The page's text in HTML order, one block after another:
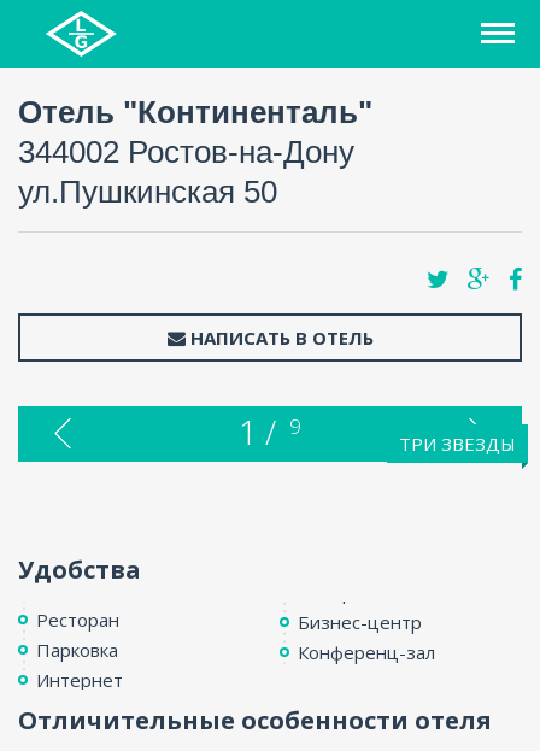
Отель "Континенталь"
344002 Ростов-на-Дону
ул.Пушкинская 50
НАПИСАТЬ В ОТЕЛЬ
ТРИ ЗВЕЗДЫ
1 / 9
Удобства
Ресторан
Парковка
Интернет
Бизнес-центр
Конференц-зал
Отличительные особенности отеля